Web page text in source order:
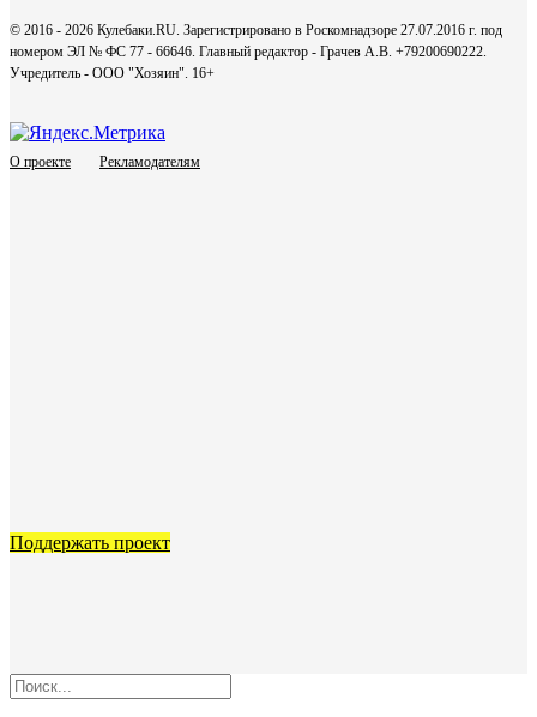
© 2016 - 2026 Кулебаки.RU. Зарегистрировано в Роскомнадзоре 27.07.2016 г. под
номером ЭЛ № ФС 77 - 66646. Главный редактор - Грачев А.В. +79200690222.
Учредитель - ООО "Хозяин". 16+
О проекте Рекламодателям
Поддержать проект